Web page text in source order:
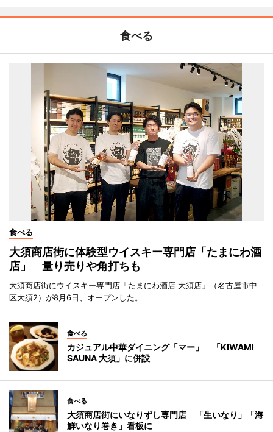
食べる
食べる
大須商店街に体験型ウイスキー専門店「たまにわ酒
店」 量り売りや角打ちも
大須商店街にウイスキー専門店「たまにわ酒店 大須店」（名古屋市中
区大須2）が8月6日、オープンした。
食べる
カジュアル中華ダイニング「マー」 「KIWAMI
SAUNA 大須」に併設
食べる
大須商店街にいなりずし専門店 「生いなり」「海
鮮いなり巻き」看板に